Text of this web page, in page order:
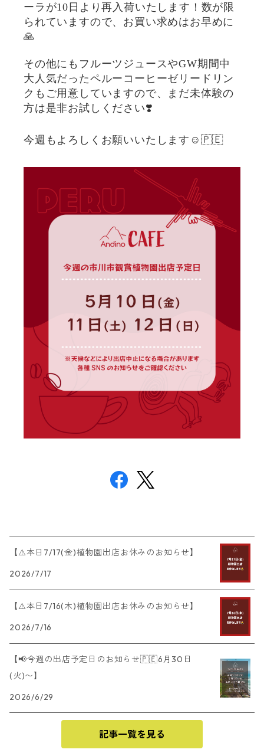
ーラが10日より再入荷いたします！数が限
られていますので、お買い求めはお早めに
🙏
その他にもフルーツジュースやGW期間中
大人気だったペルーコーヒーゼリードリン
クもご用意していますので、まだ未体験の
方は是非お試しください❣️
今週もよろしくお願いいたします☺️🇵🇪
【⚠️本日7/17(金)植物園出店お休みのお知らせ】
2026/7/17
【⚠️本日7/16(木)植物園出店お休みのお知らせ】
2026/7/16
【📢今週の出店予定日のお知らせ🇵🇪6月30日
(火)〜】
2026/6/29
記事一覧を見る